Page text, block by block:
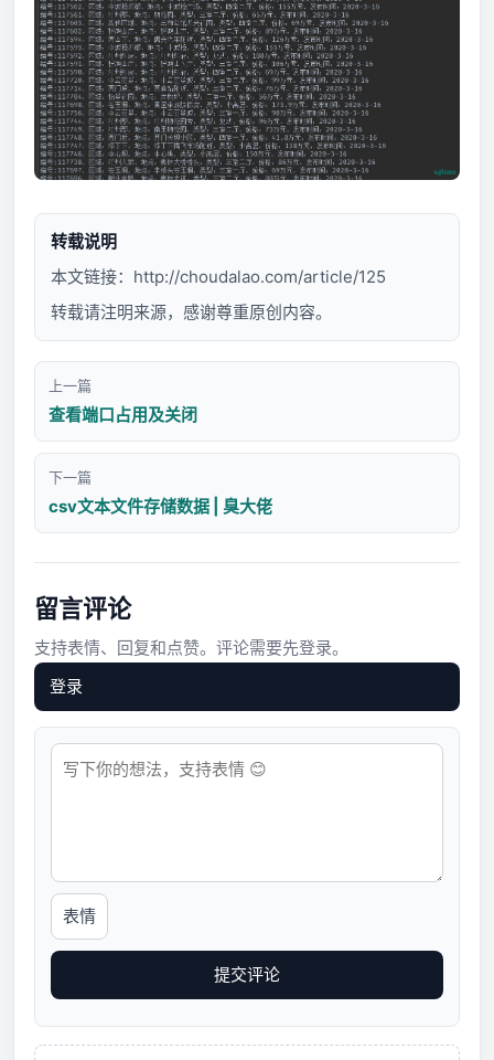
转载说明
本文链接： http://choudalao.com/article/125
转载请注明来源，感谢尊重原创内容。
上一篇
查看端口占用及关闭
下一篇
csv文本文件存储数据 | 臭大佬
留言评论
支持表情、回复和点赞。评论需要先登录。
登录
表情
提交评论